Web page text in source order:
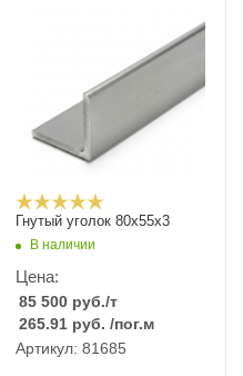
Гнутый уголок 80х55х3
В наличии
Цена:
85 500 руб./т
265.91 руб. /пог.м
Артикул: 81685